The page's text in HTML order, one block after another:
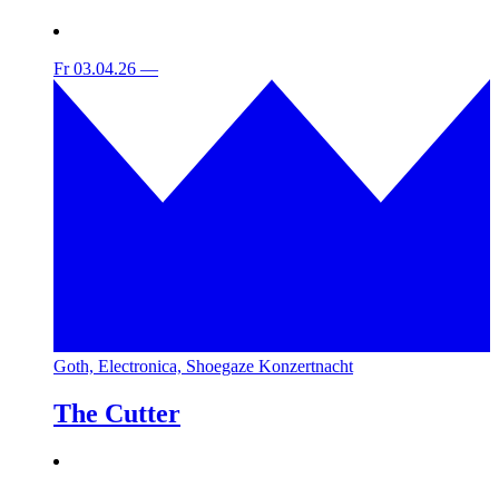
Fr 03.04.26 —
Goth, Electronica, Shoegaze Konzertnacht
The Cutter